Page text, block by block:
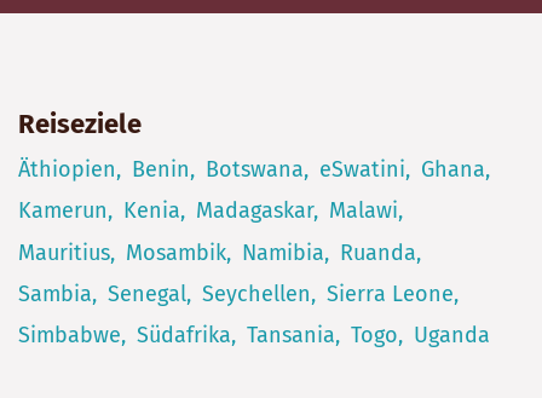
Reiseziele
Äthiopien Benin Botswana eSwatini
Ghana
Kamerun
Kenia Madagaskar
Malawi
Mauritius
Mosambik Namibia
Ruanda
Sambia
Senegal Seychellen
Sierra Leone
Simbabwe
Südafrika Tansania Togo Uganda